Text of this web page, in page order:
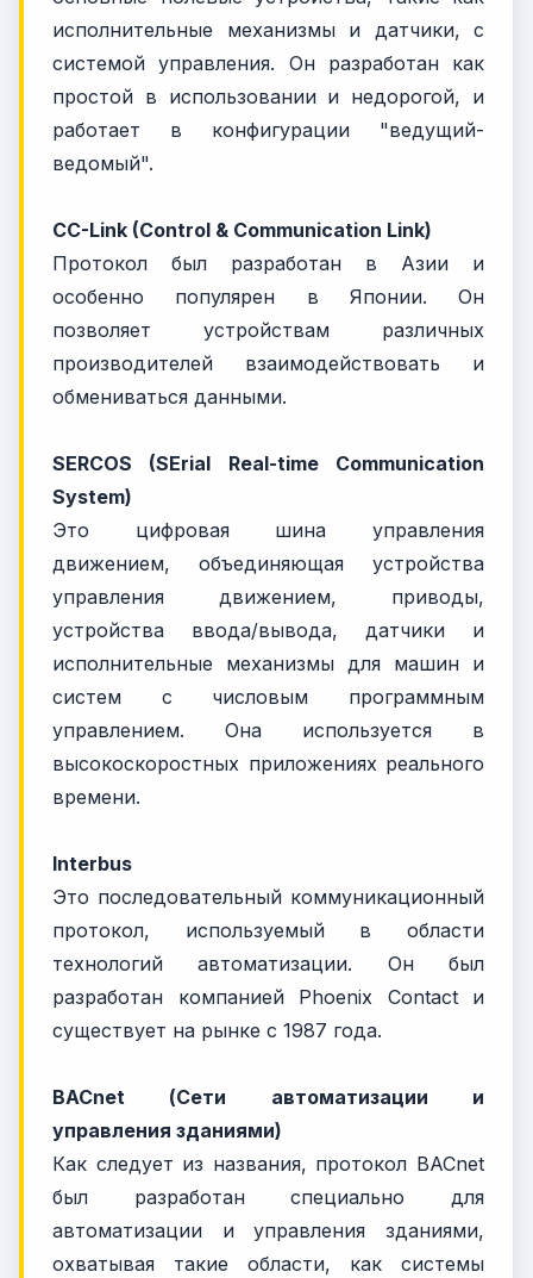
исполнительные механизмы и датчики, с
системой управления. Он разработан как
простой в использовании и недорогой, и
работает в конфигурации "ведущий-
ведомый".
CC-Link (Control & Communication Link)
Протокол был разработан в Азии и
особенно популярен в Японии. Он
позволяет устройствам различных
производителей взаимодействовать и
обмениваться данными.
SERCOS (SErial Real-time Communication
System)
Это цифровая шина управления
движением, объединяющая устройства
управления движением, приводы,
устройства ввода/вывода, датчики и
исполнительные механизмы для машин и
систем с числовым программным
управлением. Она используется в
высокоскоростных приложениях реального
времени.
Interbus
Это последовательный коммуникационный
протокол, используемый в области
технологий автоматизации. Он был
разработан компанией Phoenix Contact и
существует на рынке с 1987 года.
BACnet (Сети автоматизации и
управления зданиями)
Как следует из названия, протокол BACnet
был разработан специально для
автоматизации и управления зданиями,
охватывая такие области, как системы